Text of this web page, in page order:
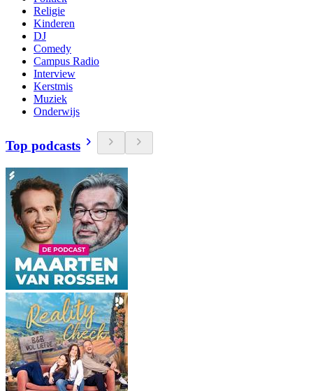
Religie
Kinderen
DJ
Comedy
Campus Radio
Interview
Kerstmis
Muziek
Onderwijs
Top podcasts